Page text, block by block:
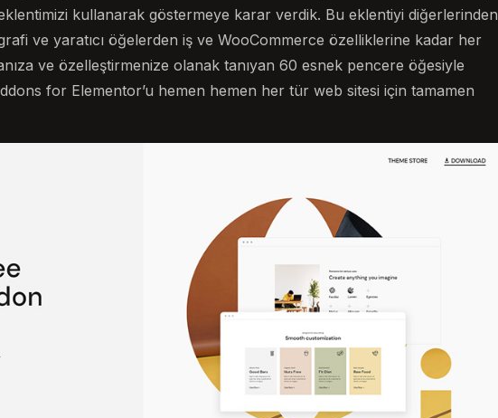
kullanarak göstermeye karar verdik. Bu eklentiyi diğerlerinden
ve yaratıcı öğelerden iş ve WooCommerce özelliklerine kadar her
ve özelleştirmenize olanak tanıyan 60 esnek pencere öğesiyle
for Elementor’u hemen hemen her tür web sitesi için tamamen